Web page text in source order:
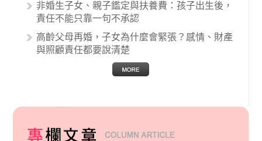
非婚生子女、親子鑑定與扶養費：孩子出生後，
責任不能只靠一句不承認
高齡父母再婚，子女為什麼會緊張？感情、財產
與照顧責任都要說清楚